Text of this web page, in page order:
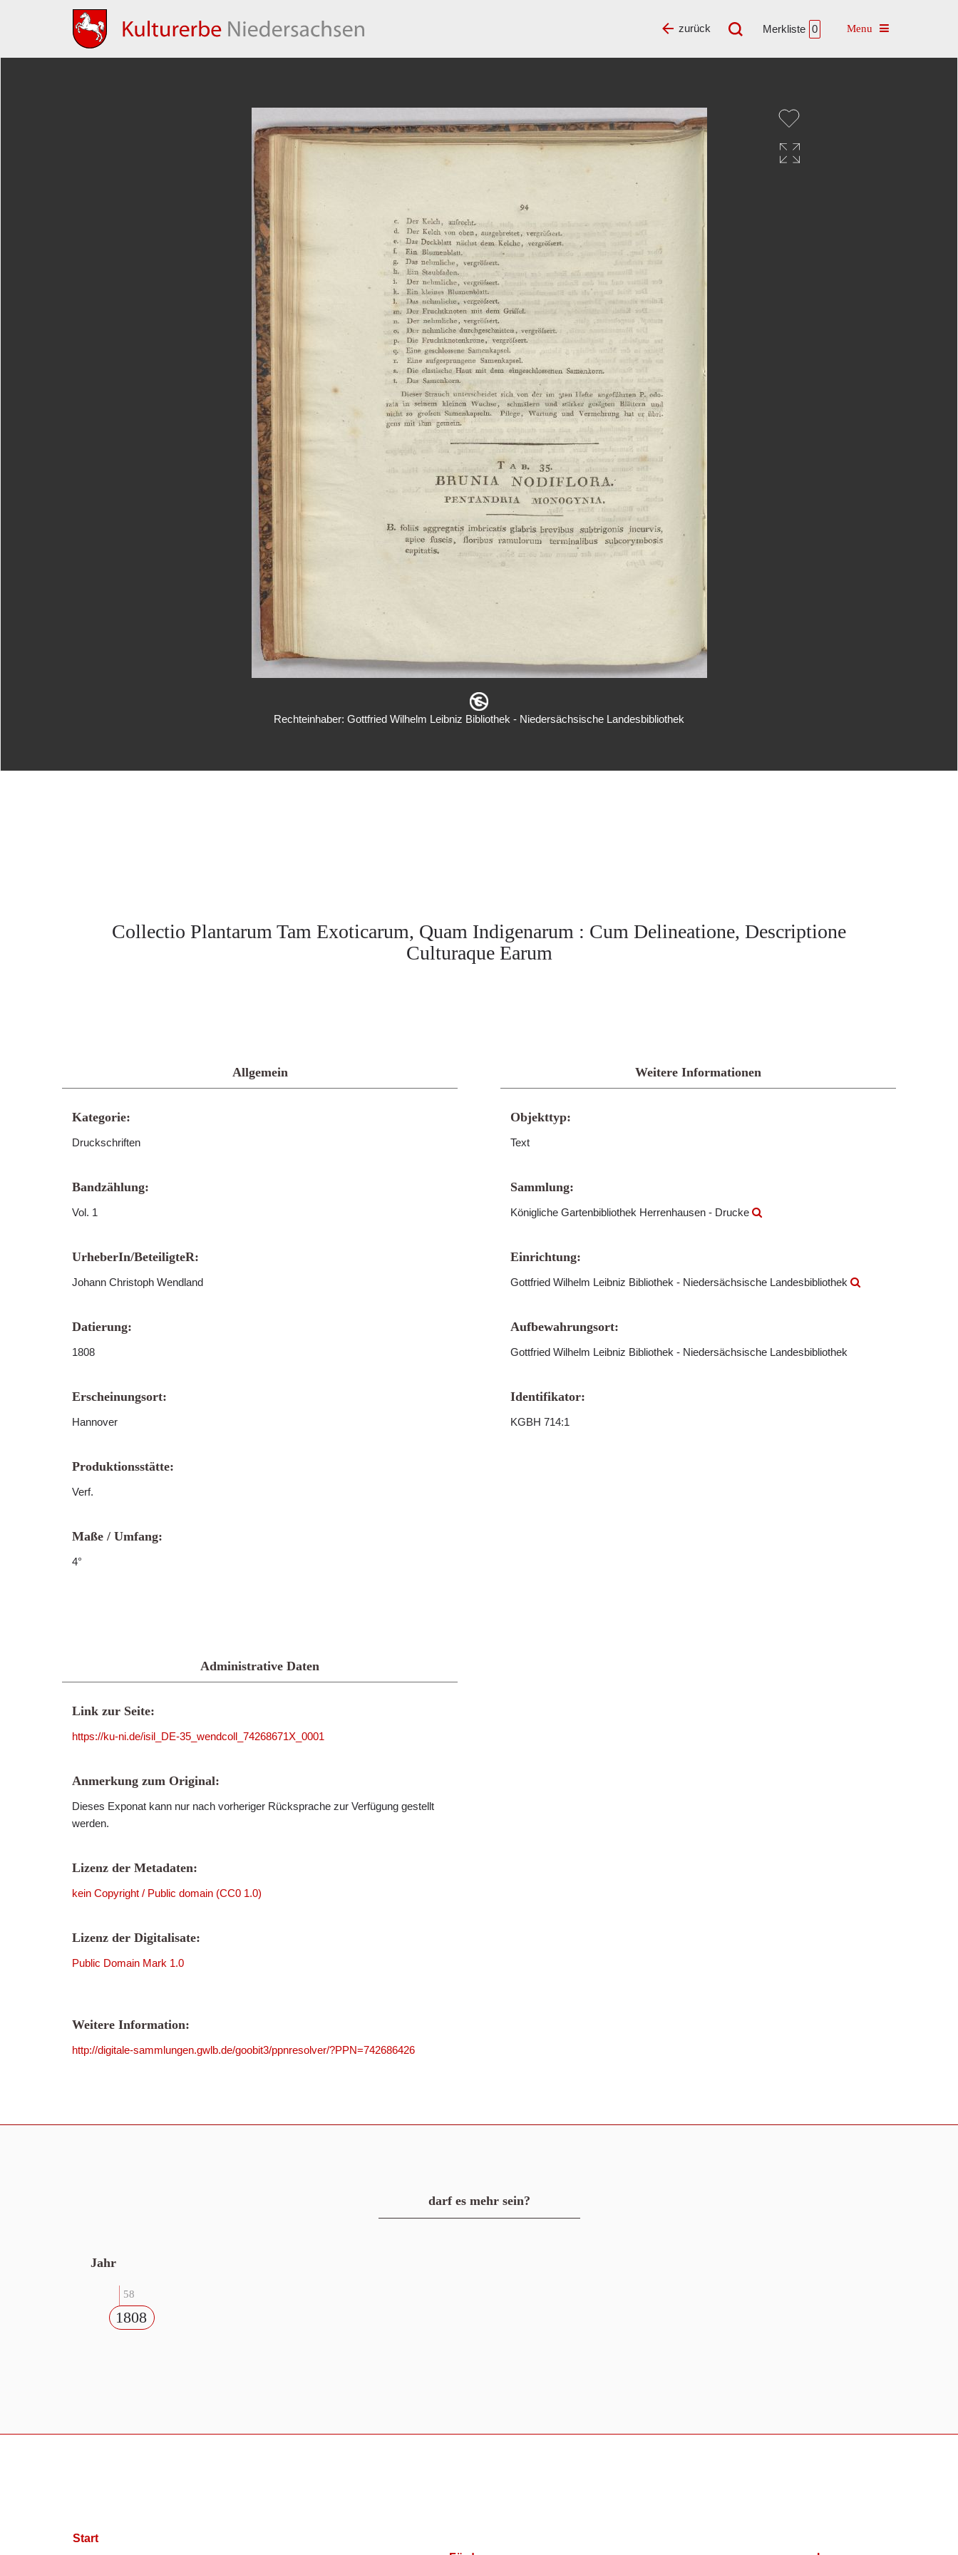
Merkliste 0 Toggle navigation
zurück
Rechteinhaber: Gottfried Wilhelm Leibniz Bibliothek - Niedersächsische Landesbibliothek
Collectio Plantarum Tam Exoticarum, Quam Indigenarum : Cum Delineatione, Descriptione
Culturaque Earum
Allgemein
Kategorie:
Druckschriften
Bandzählung:
Vol. 1
UrheberIn/BeteiligteR:
Johann Christoph Wendland
Datierung:
1808
Erscheinungsort:
Hannover
Produktionsstätte:
Verf.
Maße / Umfang:
4°
Weitere Informationen
Objekttyp:
Text
Sammlung:
Königliche Gartenbibliothek Herrenhausen - Drucke
Einrichtung:
Gottfried Wilhelm Leibniz Bibliothek - Niedersächsische Landesbibliothek
Aufbewahrungsort:
Gottfried Wilhelm Leibniz Bibliothek - Niedersächsische Landesbibliothek
Identifikator:
KGBH 714:1
Administrative Daten
Link zur Seite:
https://ku-ni.de/isil_DE-35_wendcoll_74268671X_0001
Anmerkung zum Original:
Dieses Exponat kann nur nach vorheriger Rücksprache zur Verfügung gestellt
werden.
Lizenz der Metadaten:
kein Copyright / Public domain (CC0 1.0)
Lizenz der Digitalisate:
Public Domain Mark 1.0
Weitere Information:
http://digitale-sammlungen.gwlb.de/goobit3/ppnresolver/?PPN=742686426
darf es mehr sein?
Jahr
58
1808
Start